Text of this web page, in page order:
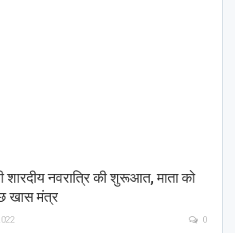
शारदीय नवरात्रि की शुरूआत, माता को
खास मंत्र
0